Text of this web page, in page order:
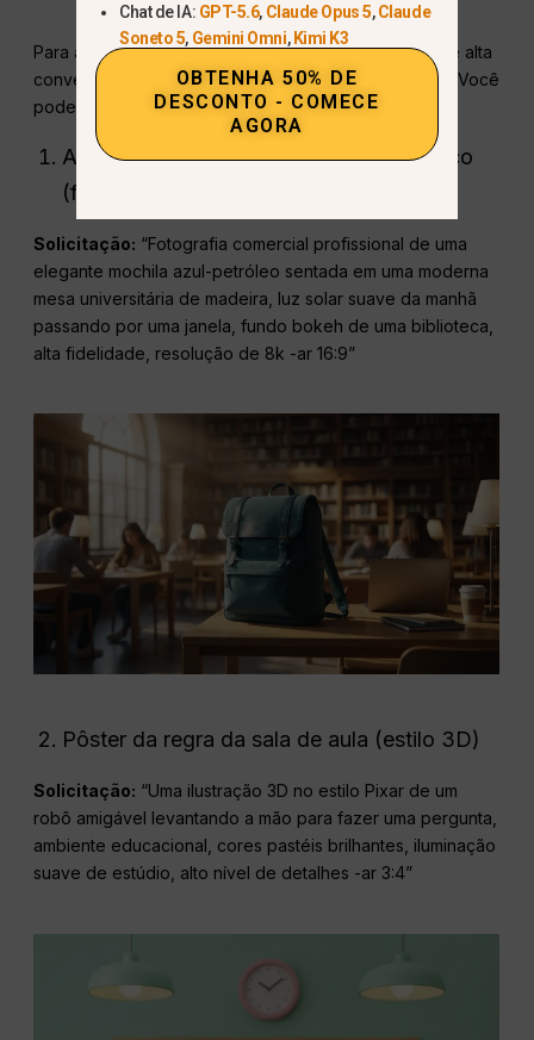
Para ajudá-lo a começar, aqui estão cinco prompts de alta
conversão otimizados para diferentes necessidades. Você
pode inseri-los diretamente em GlobalGPT.
A foto do produto de comércio eletrônico
(fotorrealismo)
Solicitação: “Fotografia comercial profissional de uma
elegante mochila azul-petróleo sentada em uma moderna
mesa universitária de madeira, luz solar suave da manhã
passando por uma janela, fundo bokeh de uma biblioteca,
alta fidelidade, resolução de 8k -ar 16:9”
Pôster da regra da sala de aula (estilo 3D)
Solicitação: “Uma ilustração 3D no estilo Pixar de um
robô amigável levantando a mão para fazer uma pergunta,
ambiente educacional, cores pastéis brilhantes, iluminação
suave de estúdio, alto nível de detalhes -ar 3:4”
Chat de IA: GPT-5.6, Claude Opus 5,Claude
Soneto 5, Gemini Omni, Kimi K3
OBTENHA 50% DE
DESCONTO - COMECE
AGORA